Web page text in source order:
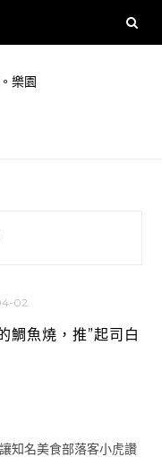
02
鯛魚燒，推”起司白
知名美食部落客小虎讚